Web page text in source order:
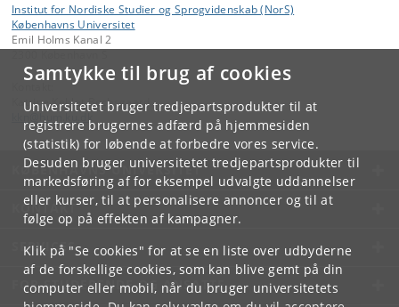
Samtykke til brug af cookies
Universitetet bruger tredjepartsprodukter til at
registrere brugernes adfærd på hjemmesiden
(statistik) for løbende at forbedre vores service.
Desuden bruger universitetet tredjepartsprodukter til
markedsføring af for eksempel udvalgte uddannelser
eller kurser, til at personalisere annoncer og til at
følge op på effekten af kampagner.
Klik på "Se cookies" for at se en liste over udbyderne
af de forskellige cookies, som kan blive gemt på din
computer eller mobil, når du bruger universitetets
Institut for Nordiske Studier og Sprogvidenskab (NorS)
Københavns Universitet
Emil Holms Kanal 2
Katrine Kehlet Bechsgaard
KØBENHAVNS UNIVERSITET
KONTAKT
SERVICES
FOR STUDERENDE OG ANSATTE